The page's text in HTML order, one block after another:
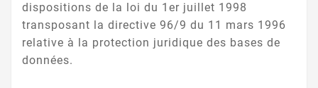
dispositions de la loi du 1er juillet 1998
transposant la directive 96/9 du 11 mars 1996
relative à la protection juridique des bases de
données.